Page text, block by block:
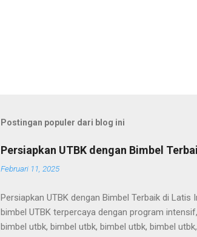
Postingan populer dari blog ini
Persiapkan UTBK dengan Bimbel
Februari 11, 2025
Persiapkan UTBK dengan Bimbel Terbaik di
bimbel UTBK terpercaya dengan program
bimbel utbk, bimbel utbk, bimbel utbk, bimbel